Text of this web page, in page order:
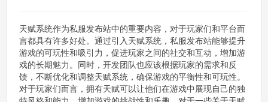
天赋系统作为私服发布站中的重要内容，对于玩家们和平台而
言都具有许多好处。通过引入天赋系统，私服发布站能够提升
游戏的可玩性和吸引力，促进玩家之间的社交和互动，增加游
戏的长期魅力。同时，开发团队也应该根据玩家的需求和反
馈，不断优化和调整天赋系统，确保游戏的平衡性和可玩性。
对于玩家们而言，拥有天赋可以让他们在游戏中展现自己的独